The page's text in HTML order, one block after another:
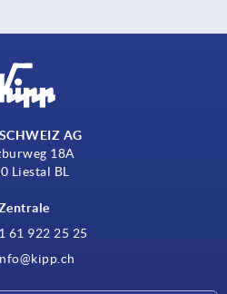
AG
18A
Liestal BL
61 922 25 25